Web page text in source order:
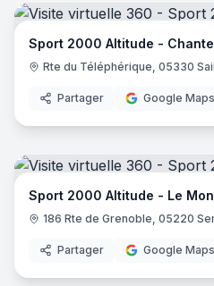
Sport 2000 Altitude -
Rte du Téléphérique, 05330
Partager Google Maps
Sport 2000 Altitude - Le
186 Rte de Grenoble, 05220
Partager Google Maps